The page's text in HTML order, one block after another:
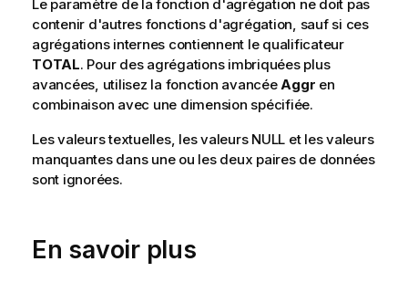
Le paramètre de la fonction d'agrégation ne doit pas
contenir d'autres fonctions d'agrégation, sauf si ces
agrégations internes contiennent le qualificateur
TOTAL. Pour des agrégations imbriquées plus
avancées, utilisez la fonction avancée Aggr en
combinaison avec une dimension spécifiée.
Les valeurs textuelles, les valeurs NULL et les valeurs
manquantes dans une ou les deux paires de données
sont ignorées.
En savoir plus